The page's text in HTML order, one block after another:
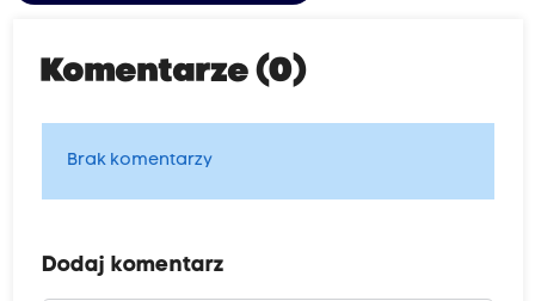
Komentarze (0)
Brak komentarzy
Dodaj komentarz